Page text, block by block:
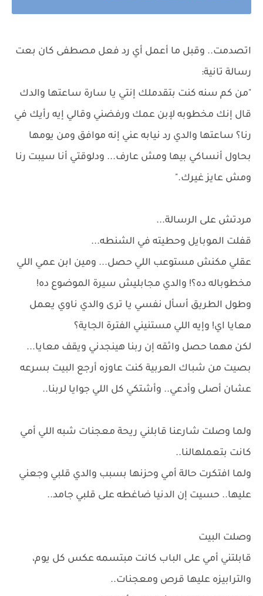
اتصدمت.. وقبل ما أعمل أي رد فعل مصطفى كان بعت
رسالة تانية:
"من كم سنه كنت بتقدملك إنتي يا سارة ساعتها والدك
قال إنك مخطوبه لإبن عمك ورفضني وقالي إيه رأيك في
رنا؟ ساعتها والدي رد نيابه عني إنه موافق ومن يومها
بحاول أنساكي بيها ومش عارف... ودلوقتي أنا سيبت رنا
ومش عايز غيرك."
مردتش على الرسالة...
قفلت الموبايل وحطيته في الشنطه...
عقلي مكنش مستوعب اللي حصل... ومين ابن عمي اللي
مخطوباله ده؟! والدي مجابليش سيرة الموضوع ده!
وطول الطريق أسأل نفسي يا ترى والدي ناوي يعمل
معايا اي! وإيه اللي مستنيني الفترة الجاية؟
لكن مهما حصل واثقه إن ربنا هينجدني ويقف معايا...
بصيت من شباك العربية كنت عاوزه أرجع البيت بسرعه
عشان أصلى وأدعي.. وأشتكي كل اللي جوايا لربنا..
ولما وصلت شارعنا قابلني ريحة معجنات شبه اللي أمي
كانت بتعملهالنا..
ولما افتكرت حالة أمي وحزنها بسبب والدي قلبي وجعني
عليها.. حسيت إن الدنيا ضاغطه على قلبي جامد..
وصلت البيت
قابلتني أمي على الباب كانت مبتسمه عكس كل يوم،
والترابيزه عليها قرص ومعجنات..